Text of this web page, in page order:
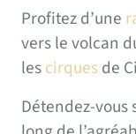
Profitez d’une
vers le volcan
lescirquesde
Détendez-vous